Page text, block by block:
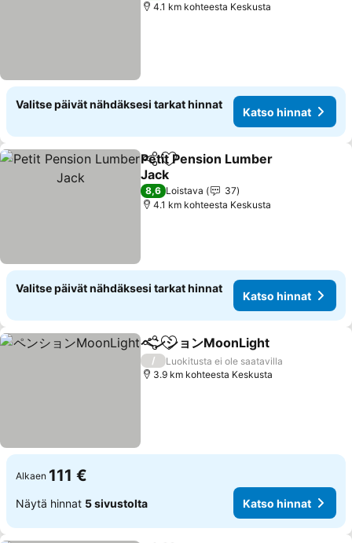
4.1 km kohteesta Keskusta
Valitse päivät nähdäksesi tarkat hinnat
Katso hinnat
Jaa Lisää suosikkeihin
Petit Pension Lumber
Jack
Katso hinnat
8,6 Loistava
37
4.1 km kohteesta Keskusta
Valitse päivät nähdäksesi tarkat hinnat
Katso hinnat
Jaa Lisää suosikkeihin
ペンションMoonLight
/
Luokitusta ei ole saatavilla
3.9 km kohteesta Keskusta
Alkaen 111 €
Näytä hinnat 5 sivustolta Katso hinnat